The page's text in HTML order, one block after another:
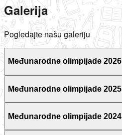
Galerija
Pogledajte našu galeriju
Međunarodne olimpijade 2026
Međunarodne olimpijade 2025
Međunarodne olimpijade 2024